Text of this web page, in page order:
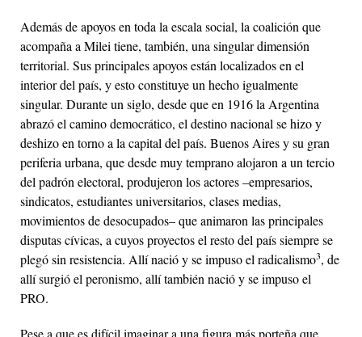
Además de apoyos en toda la escala social, la coalición que
acompaña a Milei tiene, también, una singular dimensión
territorial. Sus principales apoyos están localizados en el
interior del país, y esto constituye un hecho igualmente
singular. Durante un siglo, desde que en 1916 la Argentina
abrazó el camino democrático, el destino nacional se hizo y
deshizo en torno a la capital del país. Buenos Aires y su gran
periferia urbana, que desde muy temprano alojaron a un tercio
del padrón electoral, produjeron los actores –empresarios,
sindicatos, estudiantes universitarios, clases medias,
movimientos de desocupados– que animaron las principales
disputas cívicas, a cuyos proyectos el resto del país siempre se
plegó sin resistencia. Allí nació y se impuso el radicalismo3, de
allí surgió el peronismo, allí también nació y se impuso el
PRO.
Pese a que es difícil imaginar a una figura más porteña que